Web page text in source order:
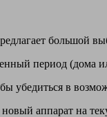
большой
период (дома
убедиться в
новый аппарат на